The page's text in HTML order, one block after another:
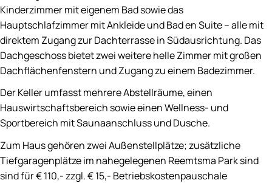
Kinderzimmer mit eigenem Bad sowie das
Hauptschlafzimmer mit Ankleide und Bad en Suite – alle mit
direktem Zugang zur Dachterrasse in Südausrichtung. Das
Dachgeschoss bietet zwei weitere helle Zimmer mit großen
Dachflächenfenstern und Zugang zu einem Badezimmer.
Der Keller umfasst mehrere Abstellräume, einen
Hauswirtschaftsbereich sowie einen Wellness- und
Sportbereich mit Saunaanschluss und Dusche.
Zum Haus gehören zwei Außenstellplätze; zusätzliche
Tiefgaragenplätze im nahegelegenen Reemtsma Park sind
sind für € 110,- zzgl. € 15,- Betriebskostenpauschale